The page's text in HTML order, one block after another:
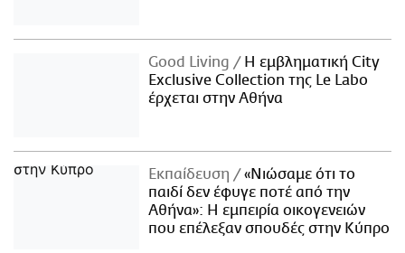
Good Living
Η εμβληματική City
Exclusive Collection της Le Labo
έρχεται στην Αθήνα
Εκπαίδευση
«Νιώσαμε ότι το
παιδί δεν έφυγε ποτέ από την
Αθήνα»: Η εμπειρία οικογενειών
που επέλεξαν σπουδές στην Κύπρο